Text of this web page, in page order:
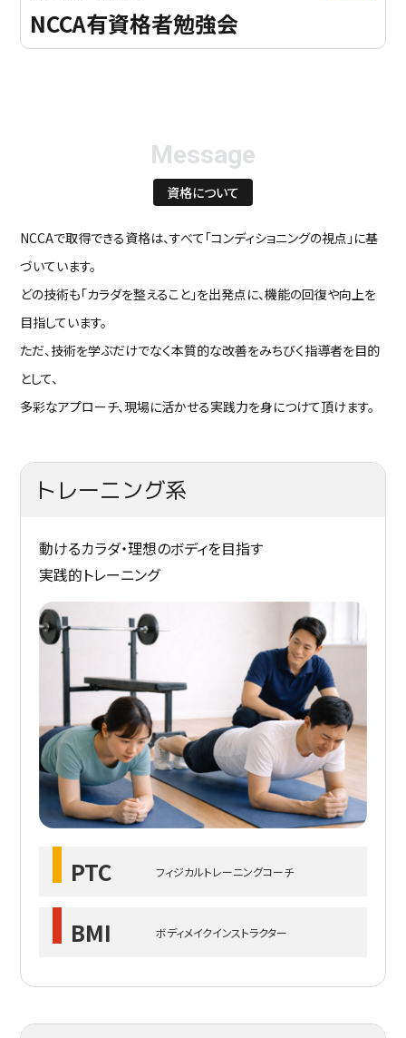
NCCA有資格者勉強会
Message
資格について
NCCAで取得できる資格は、すべて「コンディショニングの視点」に基
づいています。
どの技術も「カラダを整えること」を出発点に、機能の回復や向上を
目指しています。
ただ、技術を学ぶだけでなく本質的な改善をみちびく指導者を目的
として、
多彩なアプローチ、現場に活かせる実践力を身につけて頂けます。
トレーニング系
動けるカラダ・理想のボディを目指す
実践的トレーニング
PTC フィジカルトレーニングコーチ
BMI ボディメイクインストラクター